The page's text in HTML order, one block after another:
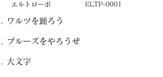
エルトローボ ELTP-0001
ワルツを踊ろう
ブルーズをやろうぜ
大文字